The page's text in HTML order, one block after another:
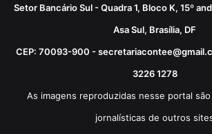
Setor Bancário Sul - Quadra 1, Bloco K, 15º
Asa Sul, Brasília, DF
CEP: 70093-900 -
3226 1278
As imagens reproduzidas nesse portal
jornalísticas de outros